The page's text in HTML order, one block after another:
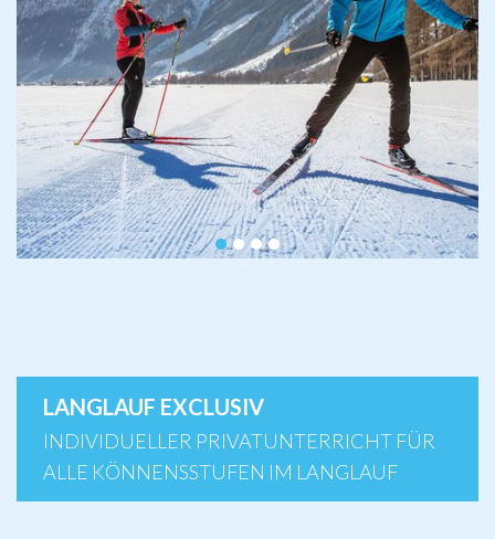
LANGLAUF EXCLUSIV
INDIVIDUELLER PRIVATUNTERRICHT FÜR
ALLE KÖNNENSSTUFEN IM LANGLAUF